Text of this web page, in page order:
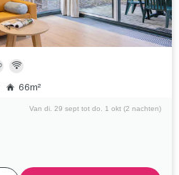
66m²
Van di. 29 sept tot do. 1 okt (2 nachten)